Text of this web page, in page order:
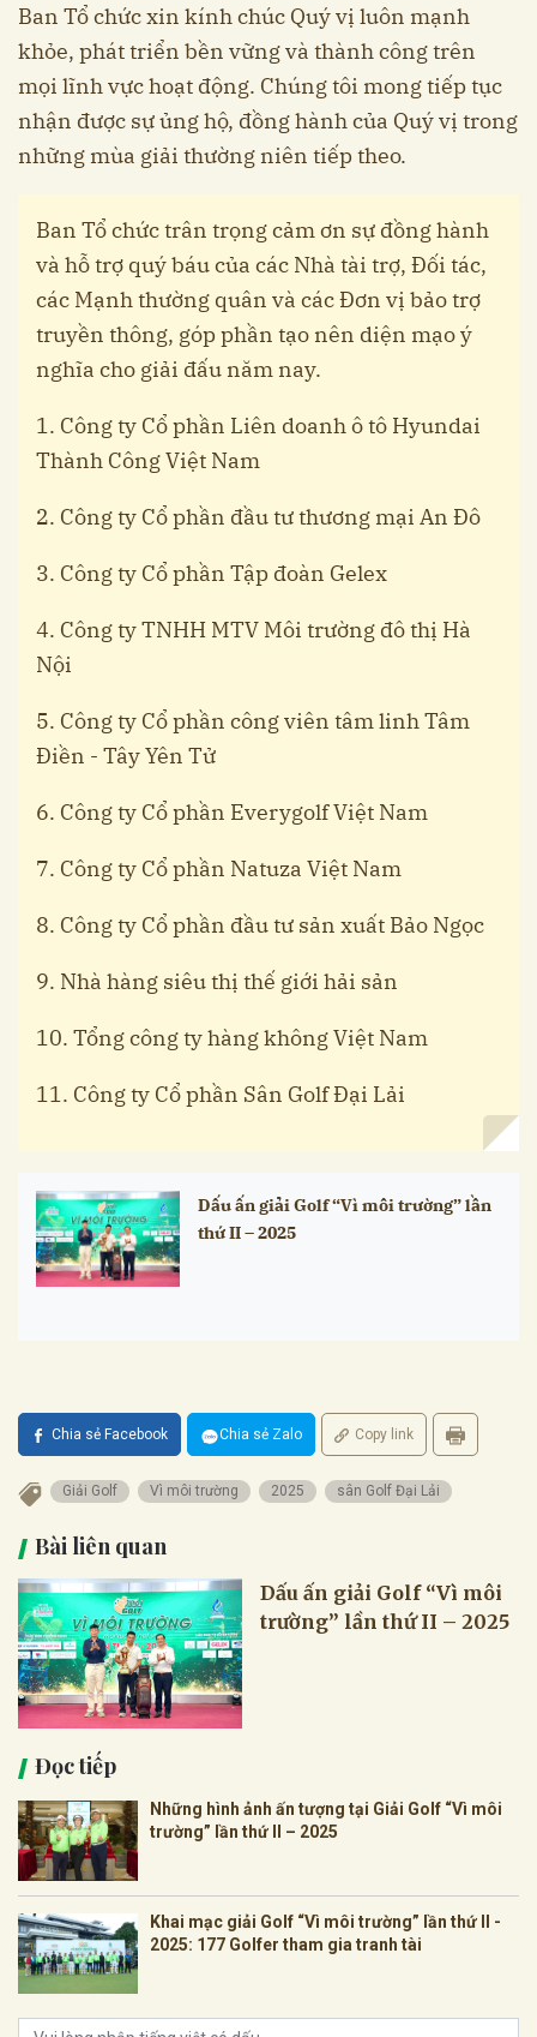
Ban Tổ chức xin kính chúc Quý vị luôn mạnh
khỏe, phát triển bền vững và thành công trên
mọi lĩnh vực hoạt động. Chúng tôi mong tiếp tục
nhận được sự ủng hộ, đồng hành của Quý vị trong
những mùa giải thường niên tiếp theo.
Ban Tổ chức trân trọng cảm ơn sự đồng hành
và hỗ trợ quý báu của các Nhà tài trợ, Đối tác,
các Mạnh thường quân và các Đơn vị bảo trợ
truyền thông, góp phần tạo nên diện mạo ý
nghĩa cho giải đấu năm nay.
1. Công ty Cổ phần Liên doanh ô tô Hyundai
Thành Công Việt Nam
2. Công ty Cổ phần đầu tư thương mại An Đô
3. Công ty Cổ phần Tập đoàn Gelex
4. Công ty TNHH MTV Môi trường đô thị Hà
Nội
5. Công ty Cổ phần công viên tâm linh Tâm
Điền - Tây Yên Tử
6. Công ty Cổ phần Everygolf Việt Nam
7. Công ty Cổ phần Natuza Việt Nam
8. Công ty Cổ phần đầu tư sản xuất Bảo Ngọc
9. Nhà hàng siêu thị thế giới hải sản
10. Tổng công ty hàng không Việt Nam
11. Công ty Cổ phần Sân Golf Đại Lải
Dấu ấn giải Golf “Vì môi trường” lần
thứ II – 2025
Chia sẻ Facebook Chia sẻ Zalo Copy link
Giải Golf Vì môi trường 2025 sân Golf Đại Lải
Bài liên quan
Dấu ấn giải Golf “Vì môi
trường” lần thứ II – 2025
Đọc tiếp
Những hình ảnh ấn tượng tại Giải Golf “Vì môi
trường” lần thứ II – 2025
Khai mạc giải Golf “Vì môi trường” lần thứ II -
2025: 177 Golfer tham gia tranh tài